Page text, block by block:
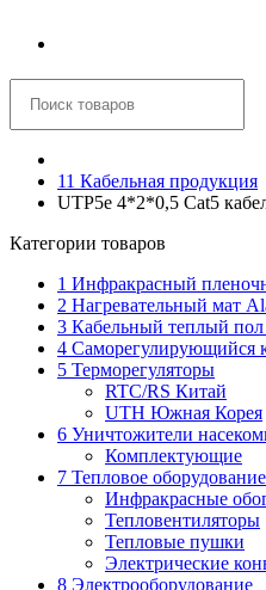
11 Кабельная продукция
UTP5е 4*2*0,5 Сat5
Категории товаров
1 Инфракрасный
2 Нагревательный мат
3 Кабельный теплый
4 Саморегулирующийся
5 Терморегуляторы
RTC/RS Китай
UTH Южная Корея
6 Уничтожители
Комплектующие
7 Тепловое оборудование
Инфракрасные
Тепловентиляторы
Тепловые пушки
Электрические
8 Электрооборудование